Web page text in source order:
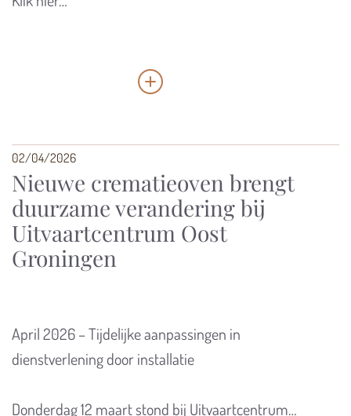
02/04/2026
Nieuwe crematieoven brengt
duurzame verandering bij
Uitvaartcentrum Oost
Groningen
April 2026 – Tijdelijke aanpassingen in
dienstverlening door installatie
Donderdag 12 maart stond bij Uitvaartcentrum…